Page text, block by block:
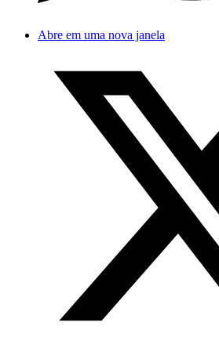
Abre em uma nova janela